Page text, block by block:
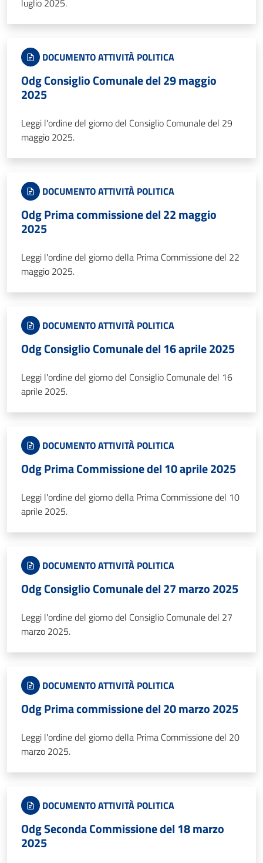
luglio 2025.
DOCUMENTO ATTIVITÀ POLITICA
Odg Consiglio Comunale del 29 maggio
2025
Leggi l'ordine del giorno del Consiglio Comunale del 29
maggio 2025.
DOCUMENTO ATTIVITÀ POLITICA
Odg Prima commissione del 22 maggio
2025
Leggi l'ordine del giorno della Prima Commissione del 22
maggio 2025.
DOCUMENTO ATTIVITÀ POLITICA
Odg Consiglio Comunale del 16 aprile 2025
Leggi l'ordine del giorno del Consiglio Comunale del 16
aprile 2025.
DOCUMENTO ATTIVITÀ POLITICA
Odg Prima Commissione del 10 aprile 2025
Leggi l'ordine del giorno della Prima Commissione del 10
aprile 2025.
DOCUMENTO ATTIVITÀ POLITICA
Odg Consiglio Comunale del 27 marzo 2025
Leggi l'ordine del giorno del Consiglio Comunale del 27
marzo 2025.
DOCUMENTO ATTIVITÀ POLITICA
Odg Prima commissione del 20 marzo 2025
Leggi l'ordine del giorno della Prima Commissione del 20
marzo 2025.
DOCUMENTO ATTIVITÀ POLITICA
Odg Seconda Commissione del 18 marzo
2025